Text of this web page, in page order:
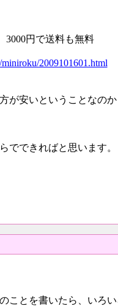
3000円で送料も無料
2009101601.html
が安いということなのか
でできればと思います。
ことを書いたら、いろ